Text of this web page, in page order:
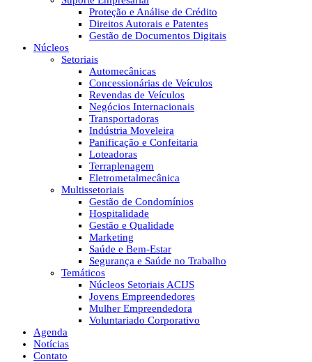
Proteção e Análise de Crédito
Direitos Autorais e Patentes
Gestão de Documentos Digitais
Núcleos
Setoriais
Automecânicas
Concessionárias de Veículos
Revendas de Veículos
Negócios Internacionais
Transportadoras
Indústria Moveleira
Panificação e Confeitaria
Loteadoras
Terraplenagem
Eletrometalmecânica
Multissetoriais
Gestão de Condomínios
Hospitalidade
Gestão e Qualidade
Marketing
Saúde e Bem-Estar
Segurança e Saúde no Trabalho
Temáticos
Núcleos Setoriais ACIJS
Jovens Empreendedores
Mulher Empreendedora
Voluntariado Corporativo
Agenda
Notícias
Contato